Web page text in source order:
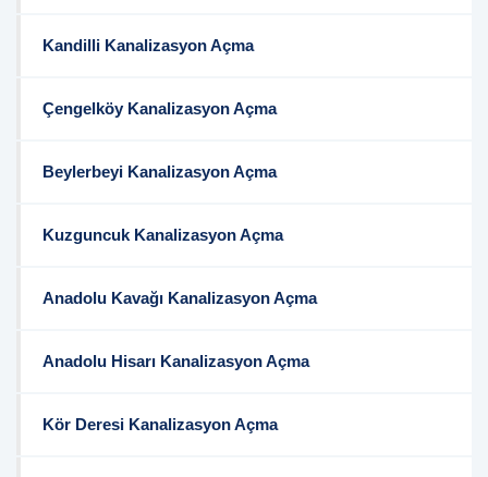
Kandilli Kanalizasyon Açma
Çengelköy Kanalizasyon Açma
Beylerbeyi Kanalizasyon Açma
Kuzguncuk Kanalizasyon Açma
Anadolu Kavağı Kanalizasyon Açma
Anadolu Hisarı Kanalizasyon Açma
Kör Deresi Kanalizasyon Açma